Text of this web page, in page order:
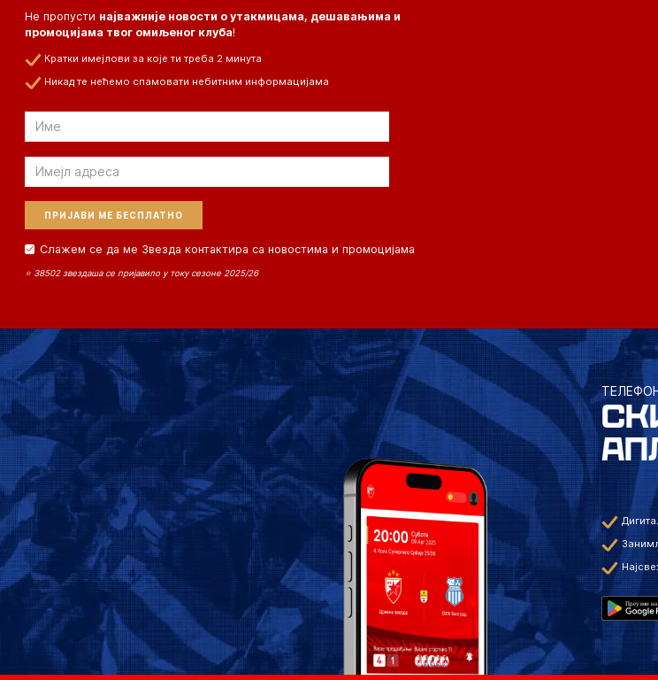
Не пропусти најважније новости о утакмицама, дешавањима и
промоцијама твог омиљеног клуба!
Кратки имејлови за које ти треба 2 минута
Никад те нећемо спамовати небитним информацијама
Email
Email
Слажем се да ме Звезда контактира са новостима и промоцијама
⭐ 38502 звездаша се пријавило у току сезоне 2025/26